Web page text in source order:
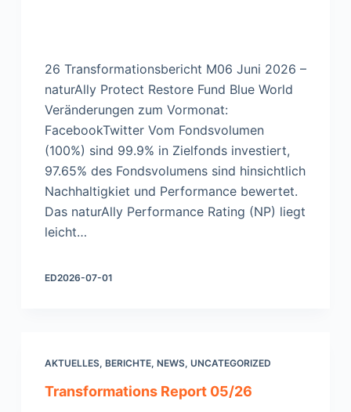
26 Transformationsbericht M06 Juni 2026 –
naturAlly Protect Restore Fund Blue World
Veränderungen zum Vormonat:
FacebookTwitter Vom Fondsvolumen
(100%) sind 99.9% in Zielfonds investiert,
97.65% des Fondsvolumens sind hinsichtlich
Nachhaltigkiet und Performance bewertet.
Das naturAlly Performance Rating (NP) liegt
leicht…
ED2026-07-01
AKTUELLES, BERICHTE, NEWS, UNCATEGORIZED
Transformations Report 05/26